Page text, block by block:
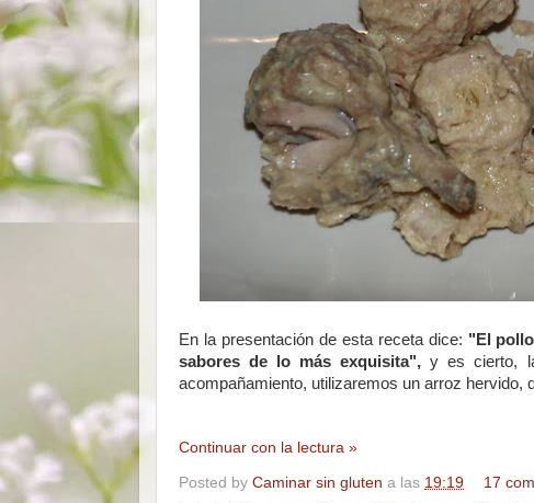
En la presentación de esta receta dice: "El
sabores de lo más exquisita", y es cierto,
acompañamiento, utilizaremos un arroz hervido,
Continuar con la lectura »
Posted by Caminar sin gluten a las 19:19
17